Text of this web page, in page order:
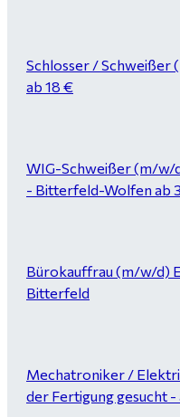
Schlosser /
ab 18 €
WIG-Schweißer (m/w/
- Bitterfeld-Wolfen ab
Bürokauffrau (m/w/d)
Bitterfeld
Mechatroniker /
der Fertigung gesucht